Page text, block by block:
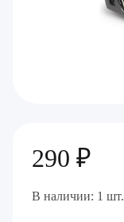
290 ₽
В наличии: 1 шт.